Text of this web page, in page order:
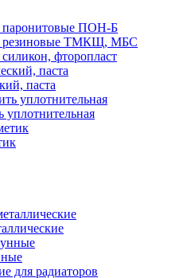
паронитовые ПОН-Б
резиновые ТМКЩ, МБС
фторопласт
паста